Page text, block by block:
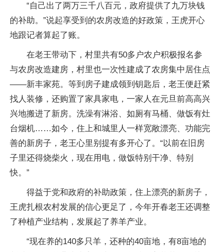
“自己出了两万三千八百元，政府提供了九万块钱
的补助。”说起享受到的农房改造的好政策，王虎开心
地跟记者算起了账。
在老王带动下，村里共有50多户农户积极报名参
与农房改造建房，村里也一次性建成了农房集中居住点
——新丰家苑。等到房子建成领到钥匙后，老王便赶紧
找人装修，还购置了家具家电，一家人在元旦前高高兴
兴地搬进了新房。洗澡有淋浴、如厕有马桶、做饭有灶
台烟机……如今，住上和城里人一样宽敞漂亮、功能完
善的新房子，老王心里别提有多开心了。“以前在旧房
子里还得烧柴火，现在用电，做饭特别干净、特别
快。”
得益于党和政府的补助政策，住上漂亮的新房子，
王虎扎根农村发展的信心更足了，今年开春老王还调整
了种植产业结构，发展起了养羊产业。
“现在养的140多只羊，还种的40亩地，有8亩地的